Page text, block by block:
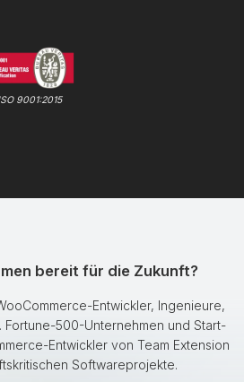
9001:2015
bereit für die Zukunft?
Entwickler, Ingenieure,
Fortune-500-Unternehmen und Start-
Entwickler von Team Extension
Softwareprojekte.